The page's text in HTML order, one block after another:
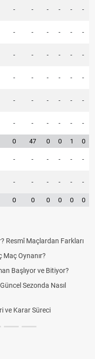
- - - - - -
- - - - - -
- - - - - -
- - - - - -
- - - - - -
- - - - - -
0 47 0 0 1 0
- - - - - -
- - - - - -
0 0 0 0 0 0
Puan Durumunda AG, OM ve
Skor Ne Demek? Sporda Skor
Futbol Nasıl Oynanır? Temel
Deplasman Golü Kuralı
DGS Sonuçları Ne Zaman